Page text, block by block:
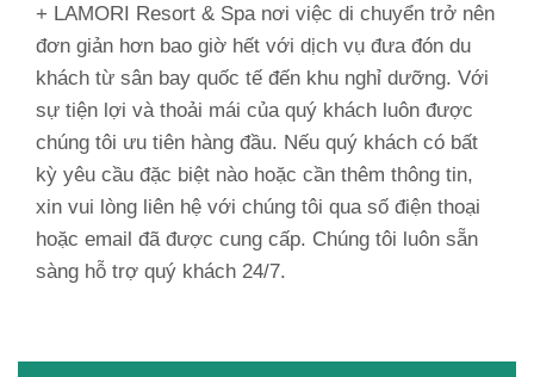
+ LAMORI Resort & Spa nơi việc di chuyển trở nên
đơn giản hơn bao giờ hết với dịch vụ đưa đón du
khách từ sân bay quốc tế đến khu nghỉ dưỡng. Với
sự tiện lợi và thoải mái của quý khách luôn được
chúng tôi ưu tiên hàng đầu. Nếu quý khách có bất
kỳ yêu cầu đặc biệt nào hoặc cần thêm thông tin,
xin vui lòng liên hệ với chúng tôi qua số điện thoại
hoặc email đã được cung cấp. Chúng tôi luôn sẵn
sàng hỗ trợ quý khách 24/7.